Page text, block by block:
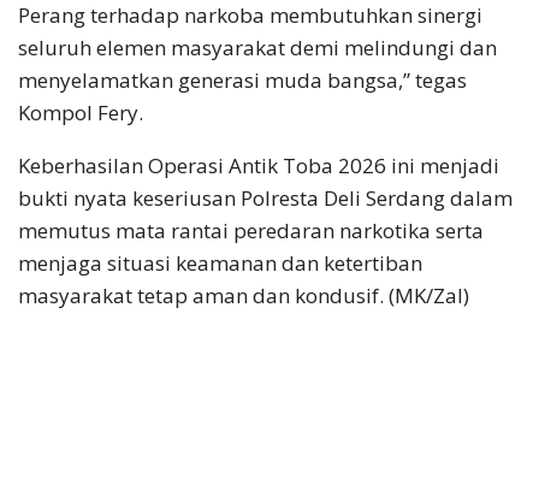
Perang terhadap narkoba membutuhkan sinergi
seluruh elemen masyarakat demi melindungi dan
menyelamatkan generasi muda bangsa,” tegas
Kompol Fery.
Keberhasilan Operasi Antik Toba 2026 ini menjadi
bukti nyata keseriusan Polresta Deli Serdang dalam
memutus mata rantai peredaran narkotika serta
menjaga situasi keamanan dan ketertiban
masyarakat tetap aman dan kondusif. (MK/Zal)